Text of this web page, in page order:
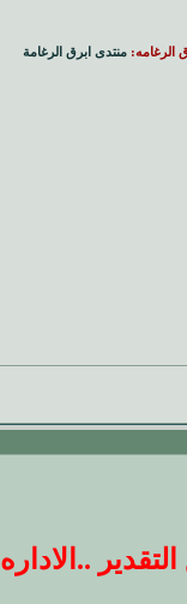
الرغامه:منتدى ابرق الرغامة
..الاداره